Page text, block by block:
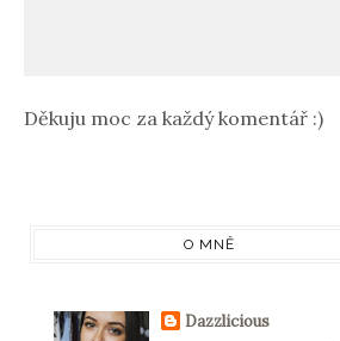
Děkuju moc za každý komentář :)
O MNĚ
Dazzlicious